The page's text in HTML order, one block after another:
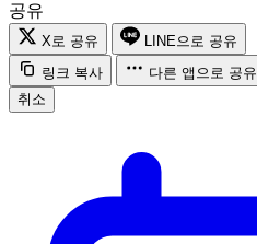
공유
X로 공유
LINE으로 공유
링크 복사
다른 앱으로 공유
취소